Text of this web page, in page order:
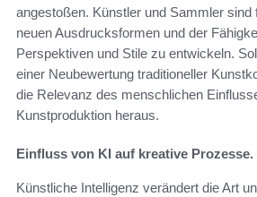
angestoßen. Künstler und Sammler sind
neuen Ausdrucksformen und der
Perspektiven und Stile zu entwickeln.
einer Neubewertung traditioneller
die Relevanz des menschlichen
Kunstproduktion heraus.
Einfluss von KI auf kreative Prozesse.
Künstliche Intelligenz verändert die Art